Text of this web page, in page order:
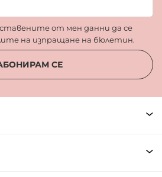
от мен данни да се
на изпращане на бюлетин.
СЕ